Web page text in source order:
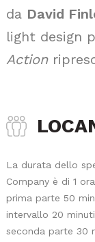
da David
light design
Action
La durata dello
Company è di 1
prima parte 50
intervallo 20 minuti
seconda parte 30